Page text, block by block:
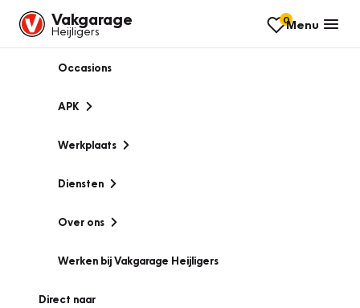
Vakgarage
Heijligers
0Menu
Occasions
APK
Werkplaats
Diensten
Over ons
Werken bij Vakgarage Heijligers
Direct naar